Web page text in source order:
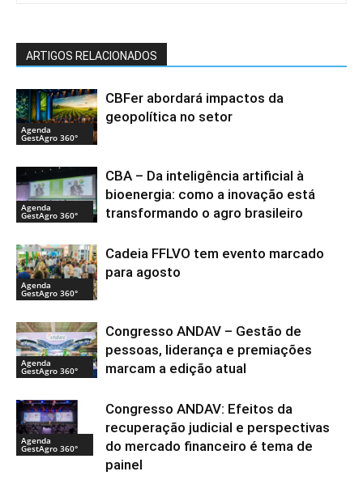
ARTIGOS RELACIONADOS
Agenda
GestAgro 360°
CBFer abordará impactos da
geopolítica no setor
Agenda
GestAgro 360°
CBA – Da inteligência artificial à
bioenergia: como a inovação está
transformando o agro brasileiro
Agenda
GestAgro 360°
Cadeia FFLVO tem evento marcado
para agosto
Agenda
GestAgro 360°
Congresso ANDAV – Gestão de
pessoas, liderança e premiações
marcam a edição atual
Agenda
GestAgro 360°
Congresso ANDAV: Efeitos da
recuperação judicial e perspectivas
do mercado financeiro é tema de
painel